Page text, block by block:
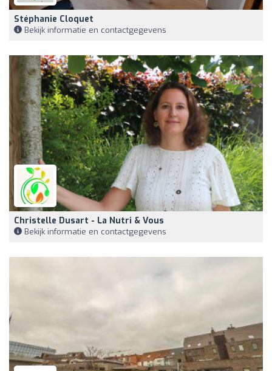
Stéphanie Cloquet
Bekijk informatie en contactgegevens
Christelle Dusart - La Nutri & Vous
Bekijk informatie en contactgegevens